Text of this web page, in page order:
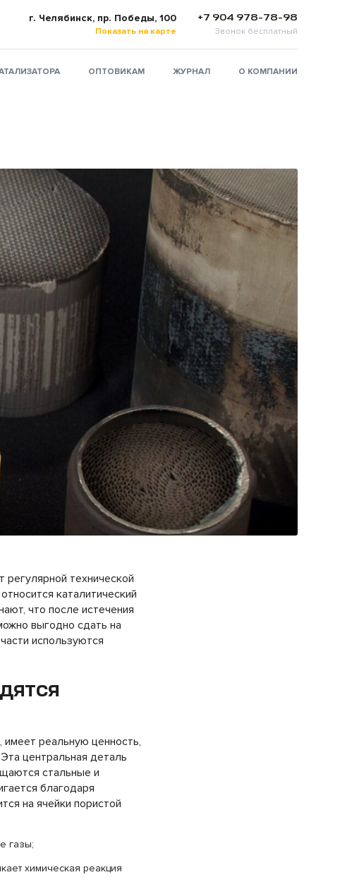
г. Челябинск, пр. Победы, 100
Показать на карте
+7 904 978-78-98
Звонок бесплатный
ОПТОВИКАМ ЖУРНАЛ О КОМПАНИИ
технической
каталитический
что после истечения
выгодно сдать на
используются
имеет реальную ценность,
центральная деталь
стальные и
благодаря
на ячейки пористой
газы;
химическая реакция